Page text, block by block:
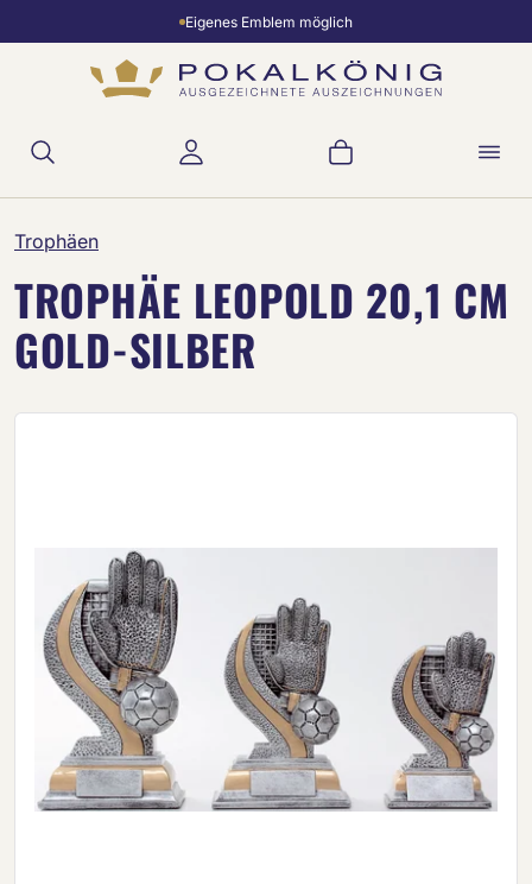
Zum Hauptinhalt springenEigenes Emblem möglich
Warenkorb
Trophäen
TROPHÄE LEOPOLD 20,1 CM
GOLD-SILBER